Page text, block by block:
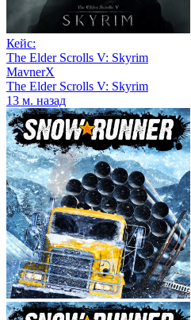
Кейс:
The Elder Scrolls V: Skyrim
MavnerX
The Elder Scrolls V: Skyrim
13 м. назад